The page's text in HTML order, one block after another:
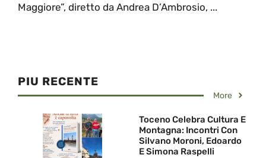
Maggiore”, diretto da Andrea D’Ambrosio, ...
PIU RECENTE
More
Toceno Celebra Cultura E
Montagna: Incontri Con
Silvano Moroni, Edoardo
E Simona Raspelli